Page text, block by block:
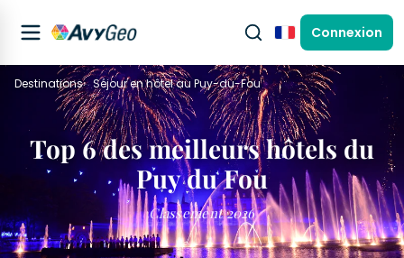
FrançaisConnexion
Destinations Séjour en hôtel au Puy-du-Fou
Top 6 des meilleurs hôtels du
Puy du Fou
Classement 2026